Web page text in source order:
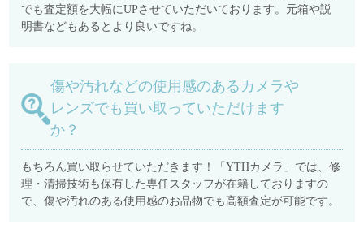
でも査定額を大幅にUPさせていただいております。元箱や説
明書などもあるとより良いですね。
傷や汚れなどの使用感のあるカメラや
レンズでも買い取っていただけます
か？
もちろん買い取らせていただきます！「YTHカメラ」では、修
理・清掃技術も保有した専任スタッフが在籍しておりますの
で、傷や汚れのある使用感のお品物でも高額査定が可能です。